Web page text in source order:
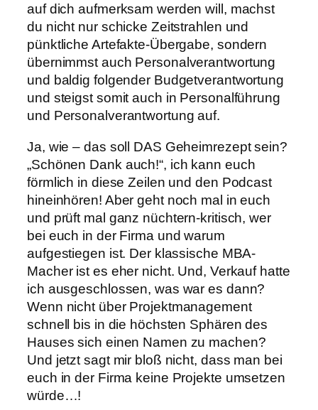
auf dich aufmerksam werden will, machst
du nicht nur schicke Zeitstrahlen und
pünktliche Artefakte-Übergabe, sondern
übernimmst auch Personalverantwortung
und baldig folgender Budgetverantwortung
und steigst somit auch in Personalführung
und Personalverantwortung auf.
Ja, wie – das soll DAS Geheimrezept sein?
„Schönen Dank auch!“, ich kann euch
förmlich in diese Zeilen und den Podcast
hineinhören! Aber geht noch mal in euch
und prüft mal ganz nüchtern-kritisch, wer
bei euch in der Firma und warum
aufgestiegen ist. Der klassische MBA-
Macher ist es eher nicht. Und, Verkauf hatte
ich ausgeschlossen, was war es dann?
Wenn nicht über Projektmanagement
schnell bis in die höchsten Sphären des
Hauses sich einen Namen zu machen?
Und jetzt sagt mir bloß nicht, dass man bei
euch in der Firma keine Projekte umsetzen
würde…!